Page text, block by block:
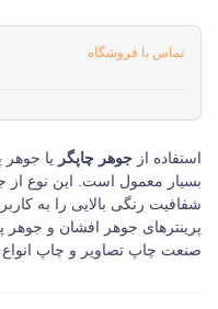
تماس با فروشگاه
استفاده از جوهر چاپگر یا جوهر
بسیار معمول است. این نوع
شفافیت رنگی بالایی را به
پرینترهای جوهر افشان و جوهر
صنعت چاپ تصاویر و چاپ انواع